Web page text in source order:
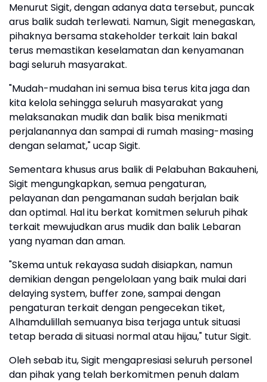
Menurut Sigit, dengan adanya data tersebut, puncak
arus balik sudah terlewati. Namun, Sigit menegaskan,
pihaknya bersama stakeholder terkait lain bakal
terus memastikan keselamatan dan kenyamanan
bagi seluruh masyarakat.
"Mudah-mudahan ini semua bisa terus kita jaga dan
kita kelola sehingga seluruh masyarakat yang
melaksanakan mudik dan balik bisa menikmati
perjalanannya dan sampai di rumah masing-masing
dengan selamat," ucap Sigit.
Sementara khusus arus balik di Pelabuhan Bakauheni,
Sigit mengungkapkan, semua pengaturan,
pelayanan dan pengamanan sudah berjalan baik
dan optimal. Hal itu berkat komitmen seluruh pihak
terkait mewujudkan arus mudik dan balik Lebaran
yang nyaman dan aman.
"Skema untuk rekayasa sudah disiapkan, namun
demikian dengan pengelolaan yang baik mulai dari
delaying system, buffer zone, sampai dengan
pengaturan terkait dengan pengecekan tiket,
Alhamdulillah semuanya bisa terjaga untuk situasi
tetap berada di situasi normal atau hijau," tutur Sigit.
Oleh sebab itu, Sigit mengapresiasi seluruh personel
dan pihak yang telah berkomitmen penuh dalam